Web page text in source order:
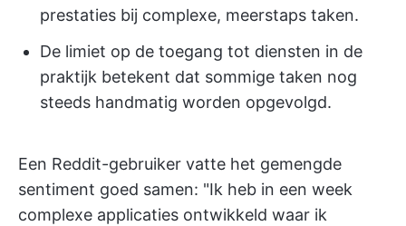
prestaties bij complexe, meerstaps taken.
De limiet op de toegang tot diensten in de
praktijk betekent dat sommige taken nog
steeds handmatig worden opgevolgd.
Een Reddit-gebruiker vatte het gemengde
sentiment goed samen: "Ik heb in een week
complexe applicaties ontwikkeld waar ik